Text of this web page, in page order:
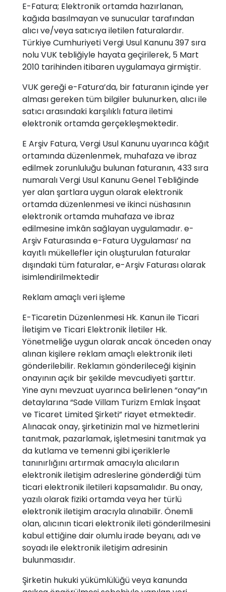
E-Fatura; Elektronik ortamda hazırlanan,
kağıda basılmayan ve sunucular tarafından
alıcı ve/veya satıcıya iletilen faturalardır.
Türkiye Cumhuriyeti Vergi Usul Kanunu 397 sıra
nolu VUK tebliğiyle hayata geçirilerek, 5 Mart
2010 tarihinden itibaren uygulamaya girmiştir.
VUK gereği e-Fatura’da, bir faturanın içinde yer
alması gereken tüm bilgiler bulunurken, alıcı ile
satıcı arasındaki karşılıklı fatura iletimi
elektronik ortamda gerçekleşmektedir.
E Arşiv Fatura, Vergi Usul Kanunu uyarınca kâğıt
ortamında düzenlenmek, muhafaza ve ibraz
edilmek zorunluluğu bulunan faturanın, 433 sıra
numaralı Vergi Usul Kanunu Genel Tebliğinde
yer alan şartlara uygun olarak elektronik
ortamda düzenlenmesi ve ikinci nüshasının
elektronik ortamda muhafaza ve ibraz
edilmesine imkân sağlayan uygulamadır. e-
Arşiv Faturasında e-Fatura Uygulaması’ na
kayıtlı mükellefler için oluşturulan faturalar
dışındaki tüm faturalar, e-Arşiv Faturası olarak
isimlendirilmektedir
Reklam amaçlı veri işleme
E-Ticaretin Düzenlenmesi Hk. Kanun ile Ticari
İletişim ve Ticari Elektronik İletiler Hk.
Yönetmeliğe uygun olarak ancak önceden onay
alınan kişilere reklam amaçlı elektronik ileti
gönderilebilir. Reklamın gönderileceği kişinin
onayının açık bir şekilde mevcudiyeti şarttır.
Yine aynı mevzuat uyarınca belirlenen “onay”ın
detaylarına “Sade Villam Turizm Emlak İnşaat
ve Ticaret Limited Şirketi” riayet etmektedir.
Alınacak onay, şirketinizin mal ve hizmetlerini
tanıtmak, pazarlamak, işletmesini tanıtmak ya
da kutlama ve temenni gibi içeriklerle
tanınırlığını artırmak amacıyla alıcıların
elektronik iletişim adreslerine gönderdiği tüm
ticari elektronik iletileri kapsamalıdır. Bu onay,
yazılı olarak fiziki ortamda veya her türlü
elektronik iletişim aracıyla alınabilir. Önemli
olan, alıcının ticari elektronik ileti gönderilmesini
kabul ettiğine dair olumlu irade beyanı, adı ve
soyadı ile elektronik iletişim adresinin
bulunmasıdır.
Şirketin hukuki yükümlülüğü veya kanunda